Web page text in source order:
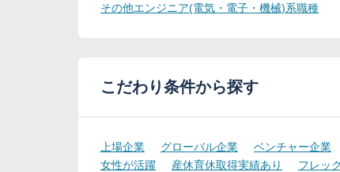
その他エンジニア(電気・電子・機械)系職種
こだわり条件から探す
上場企業 グローバル企業 ベンチャー企業
女性が活躍
産休育休取得実績あり フレッ